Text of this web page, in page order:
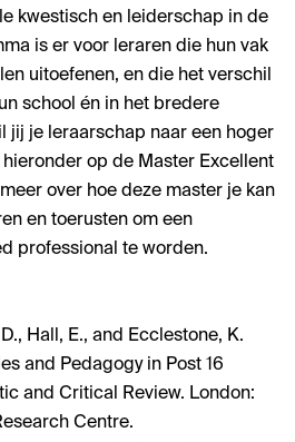
kwestisch en leiderschap in de
is er voor leraren die hun vak
uitoefenen, en die het verschil
school én in het bredere
jij je leraarschap naar een hoger
op de Master Excellent
over hoe deze master je kan
en toerusten om een
professional te worden.
Hall, E., and Ecclestone, K.
and Pedagogy in Post 16
and Critical Review. London:
Centre.